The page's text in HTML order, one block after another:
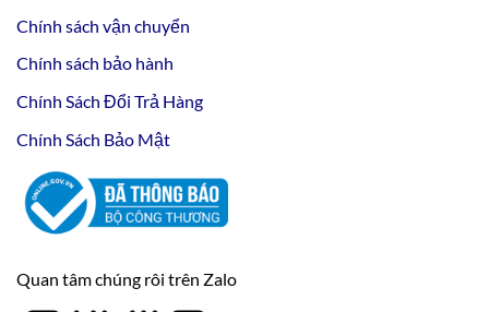
Chính sách vận chuyển
Chính sách bảo hành
Chính Sách Đổi Trả Hàng
Chính Sách Bảo Mật
Quan tâm chúng rôi trên Zalo